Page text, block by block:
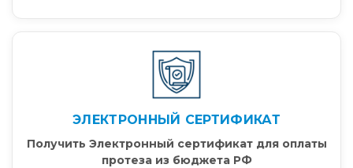
ЭЛЕКТРОННЫЙ СЕРТИФИКАТ
Получить Электронный сертификат для оплаты
протеза из бюджета РФ